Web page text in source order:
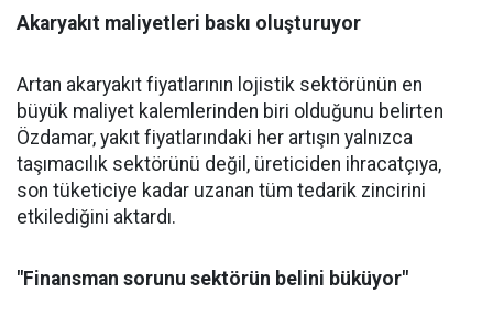
Akaryakıt maliyetleri baskı oluşturuyor
Artan akaryakıt fiyatlarının lojistik sektörünün en
büyük maliyet kalemlerinden biri olduğunu belirten
Özdamar, yakıt fiyatlarındaki her artışın yalnızca
taşımacılık sektörünü değil, üreticiden ihracatçıya,
son tüketiciye kadar uzanan tüm tedarik zincirini
etkilediğini aktardı.
"Finansman sorunu sektörün belini büküyor"